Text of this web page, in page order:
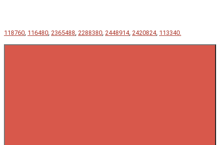
118760, 116480, 2365488, 2288380, 2448914, 2420824, 113340.